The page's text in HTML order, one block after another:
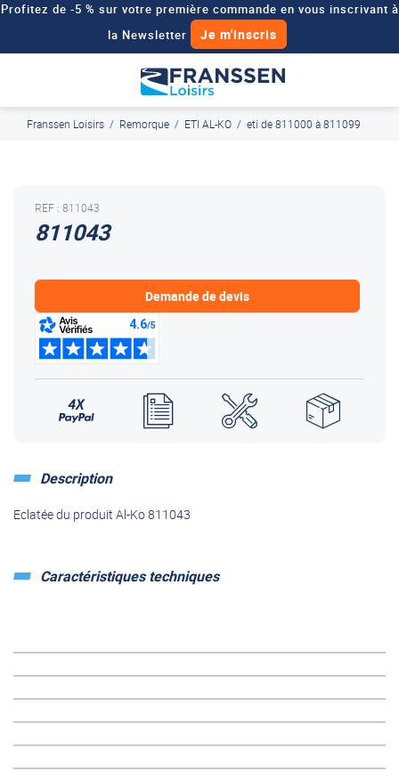
Profitez de -5 % sur votre première commande en vous inscrivant à
la Newsletter
Je m'inscris
Demander un devis
Paiement en ligne sécurisé, en 4x par Paypal
Franssen Loisirs / Remorque / ETI AL-KO / eti de 811000 à 811099
811043
REF : 811043
Demande de devis
Description
Eclatée du produit Al-Ko 811043
Caractéristiques techniques